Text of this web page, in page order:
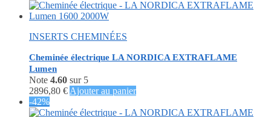
INSERTS CHEMINÉES
Cheminée électrique LA NORDICA EXTRAFLAME
Lumen
Note 4.60 sur 5
2896,80 € Ajouter au panier
-42%